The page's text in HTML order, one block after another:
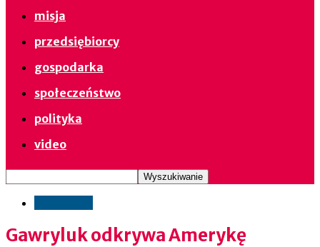
misja
przedsiębiorcy
gospodarka
społeczeństwo
polityka
video
Gawryluk odkrywa Amerykę